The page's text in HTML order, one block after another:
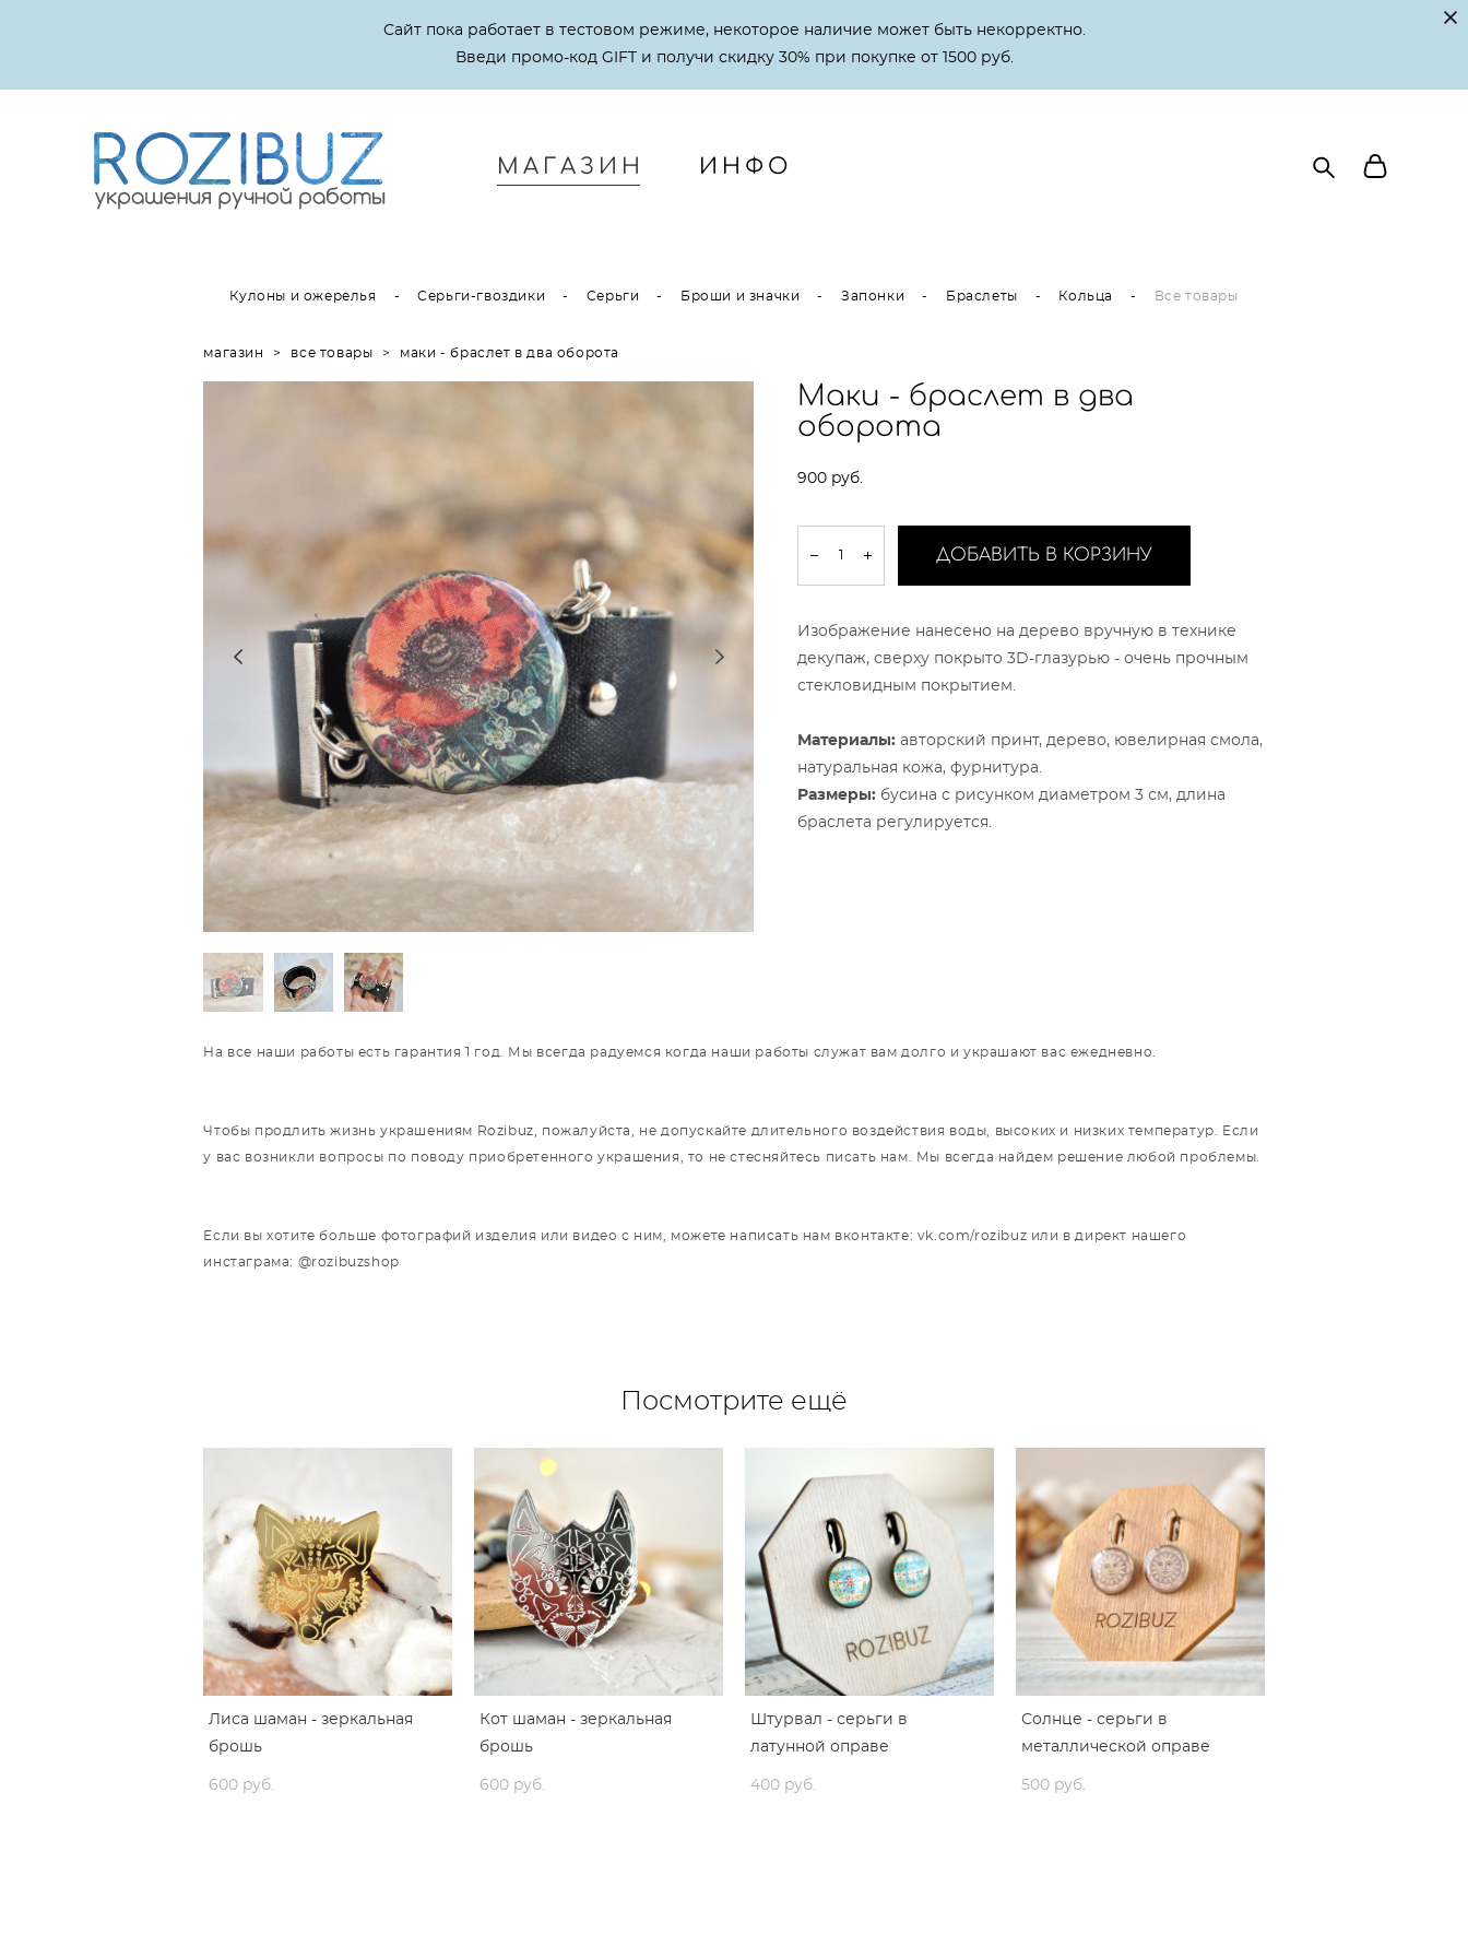
Сайт пока работает в тестовом режиме, некоторое наличие может быть некорректно.
Введи промо-код GIFT и получи скидку 30% при покупке от 1500 руб.
МАГАЗИН ИНФО
Кулоны и ожерелья - Серьги-гвоздики - Серьги - Броши и значки - Запонки - Браслеты - Кольца - Все товары
магазин > все товары > маки - браслет в два оборота
Маки - браслет в два
оборота
900 pуб.
ДОБАВИТЬ В КОРЗИНУ
Изображение нанесено на дерево вручную в технике
декупаж, сверху покрыто 3D-глазурью - очень прочным
стекловидным покрытием.
Материалы: авторский принт, дерево, ювелирная смола,
натуральная кожа, фурнитура.
Размеры: бусина с рисунком диаметром 3 см, длина
браслета регулируется.
На все наши работы есть гарантия 1 год. Мы всегда радуемся когда наши работы служат вам долго и украшают вас ежедневно.
Чтобы продлить жизнь украшениям Rozibuz, пожалуйста, не допускайте длительного воздействия воды, высоких и низких температур. Если
у вас возникли вопросы по поводу приобретенного украшения, то не стесняйтесь писать нам. Мы всегда найдем решение любой проблемы.
Если вы хотите больше фотографий изделия или видео с ним, можете написать нам вконтакте: vk.com/rozibuz или в директ нашего
инстаграма: @rozibuzshop
Посмотрите ещё
Лиса шаман - зеркальная
брошь
600 pуб.
Кот шаман - зеркальная
брошь
600 pуб.
Штурвал - серьги в
латунной оправе
400 pуб.
Солнце - серьги в
металлической оправе
500 pуб.